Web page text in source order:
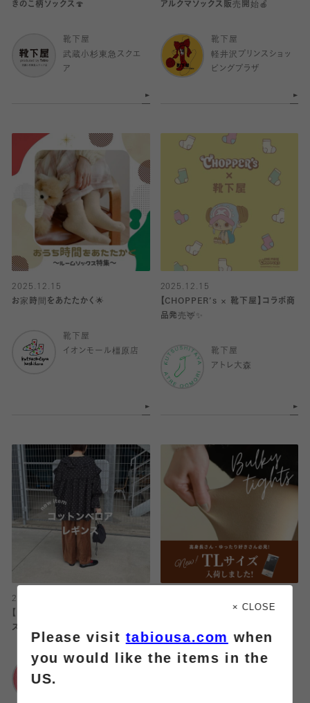
きのこ柄ソックス🍄
靴下屋
武蔵小杉東急スクエ
ア
アルクマソックス販売開始🍎
靴下屋
軽井沢プリンスショッ
ピングプラザ
2025.12.15
お家時間をあたたかく🌟
靴下屋
イオンモール橿原店
2025.12.15
【CHOPPER’s × 靴下屋】コラボ商
品発売🦌✨️
靴下屋
アトレ大森
2025.12.15
【new item!】コットンベロアレギン
ス
靴下屋
アトレ大井町
× CLOSE
Please visittabiousa.com when
you would like the items in the
US.